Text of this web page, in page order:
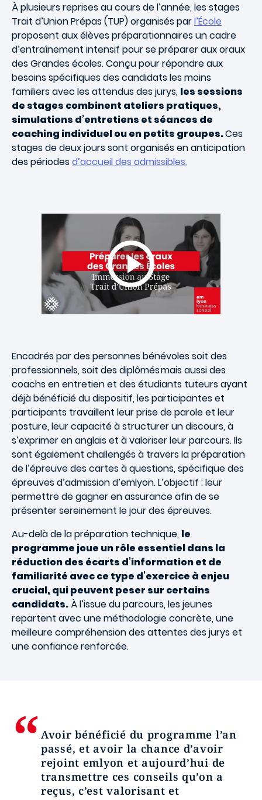
À plusieurs reprises au cours de l’année, les stages
Trait d’Union Prépas (TUP) organisés parl’École
proposent aux élèves préparationnaires un cadre
d’entraînement intensif pour se préparer aux oraux
des Grandes écoles. Conçu pour répondre aux
besoins spécifiques des candidats les moins
familiers avec les attendus des jurys, les sessions
de stages combinent ateliers pratiques,
simulations d’entretiens et séances de
coaching individuel ou en petits groupes.Ces
stages de deux jours sont organisés en anticipation
des périodesd’accueil des admissibles.
Encadrés par des personnes bénévoles soit des
professionnels, soit des diplômés mais aussi des
coachs en entretien et des étudiants tuteurs ayant
déjà bénéficié du dispositif, les participantes et
participants travaillent leur prise de parole et leur
posture, leur capacité à structurer un discours, à
s’exprimer en anglais et à valoriser leur parcours. Ils
sont également challengés à travers la préparation
de l’épreuve des cartes à questions, spécifique des
épreuves d’admission d’emlyon. L’objectif : leur
permettre de gagner en assurance afin de se
présenter sereinement le jour des épreuves.
Au-delà de la préparation technique, le
programme joue un rôle essentiel dans la
réduction des écarts d’information et de
familiarité avec ce type d’exercice à enjeu
crucial, qui peuvent peser sur certains
candidats. À l’issue du parcours, les jeunes
repartent avec une méthodologie concrète, une
meilleure compréhension des attentes des jurys et
une confiance renforcée.
Avoir bénéficié du programme l’an
passé, et avoir la chance d’avoir
rejoint emlyon et aujourd’hui de
transmettre ces conseils qu’on a
reçus, c’est valorisant et